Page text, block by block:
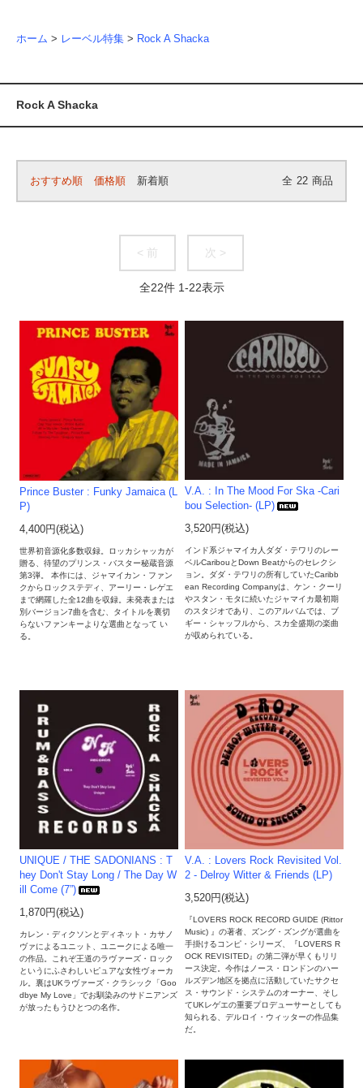
ホーム > レーベル特集 > Rock A Shacka
Rock A Shacka
おすすめ順 価格順 新着順 全 22 商品
< 前 次 >
全22件 1-22表示
Prince Buster : Funky Jamaica (L
P)
4,400円(税込)
世界初音源化多数収録。ロッカシャッカが
贈る、待望のプリンス・バスター秘蔵音源
第3弾。 本作には、ジャマイカン・ファン
クからロックステディ、アーリー・レゲエ
まで網羅した全12曲を収録。未発表または
別バージョン7曲を含む、タイトルを裏切
らないファンキーよりな選曲となって い
る。
V.A. : In The Mood For Ska -Cari
bou Selection- (LP)
3,520円(税込)
インド系ジャマイカ人ダダ・テワリのレー
ベルCaribouとDown Beatからのセレクシ
ョン。ダダ・テワリの所有していたCaribb
ean Recording Companyは、ケン・クーリ
やスタン・モタに続いたジャマイカ最初期
のスタジオであり、このアルバムでは、ブ
ギー・シャッフルから、スカ全盛期の楽曲
が収められている。
UNIQUE / THE SADONIANS : T
hey Don't Stay Long / The Day W
ill Come (7”)
1,870円(税込)
カレン・ディクソンとディネット・カサノ
ヴァによるユニット、ユニークによる唯一
の作品。これぞ王道のラヴァーズ・ロック
というにふさわしいピュアな女性ヴォーカ
ル。裏はUKラヴァーズ・クラシック「Goo
dbye My Love」でお馴染みのサドニアンズ
が放ったもうひとつの名作。
V.A. : Lovers Rock Revisited Vol.
2 - Delroy Witter & Friends (LP)
3,520円(税込)
『LOVERS ROCK RECORD GUIDE (Rittor
Music) 』の著者、ズング・ズングが選曲を
手掛けるコンピ・シリーズ、『LOVERS R
OCK REVISITED』の第二弾が早くもリリ
ース決定。今作はノース・ロンドンのハー
ルズデン地区を拠点に活動していたサクセ
ス・サウンド・システムのオーナー、そし
てUKレゲエの重要プロデューサーとしても
知られる、デルロイ・ウィッターの作品集
だ。